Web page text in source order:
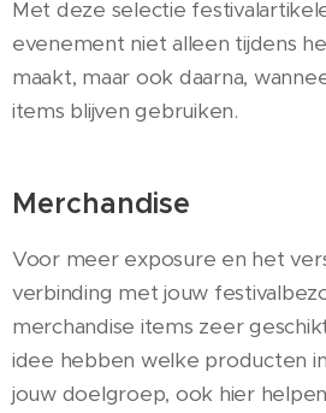
Met deze selectie
evenement niet alleen tijdens
maakt, maar ook daarna,
items blijven gebruiken.
Merchandise
Voor meer exposure en het
verbinding met jouw
merchandise items zeer
idee hebben welke producten
jouw doelgroep, ook hier